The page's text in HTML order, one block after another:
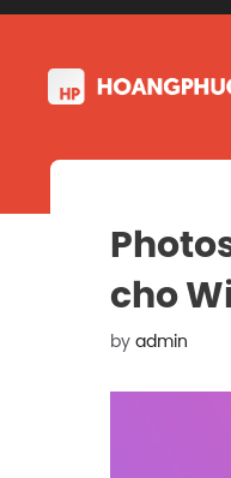
Skip
content
cho
by admin